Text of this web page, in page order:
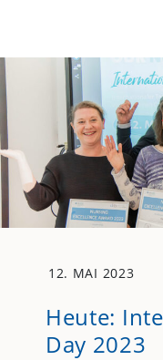
12. MAI 2023
Heute:
Day 2023